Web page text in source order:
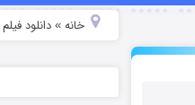
خانه» دانلود